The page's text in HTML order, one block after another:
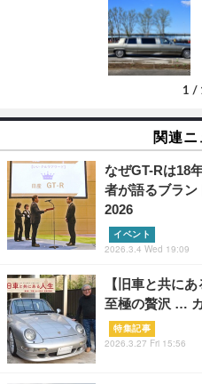
1 /
関連ニ
なぜGT-Rは18
者が語るブラ
2026
イベント
2026.3.4 Wed 19:09
【旧車と共に
至極の贅沢 …
特集記事
2026.3.27 Fri 15:56